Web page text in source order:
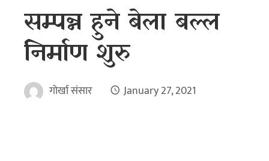
सम्पन्न हुने बेला बल्ल
निर्माण शुरु
गोर्खा संसार January 27, 2021